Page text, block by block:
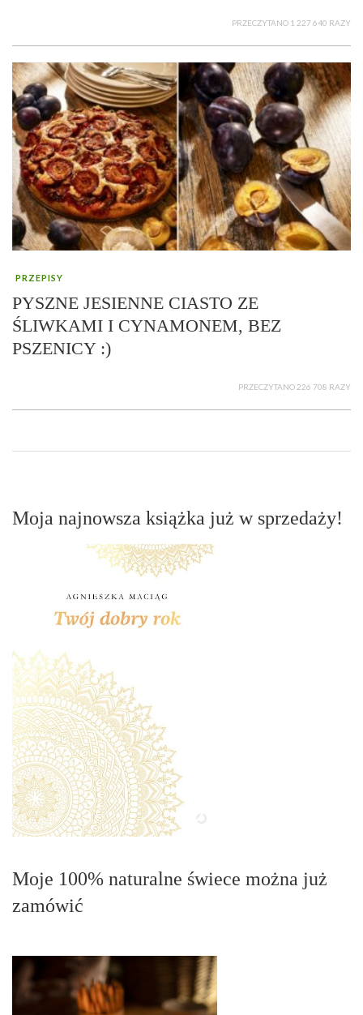
PRZECZYTANO 1 227 640 RAZY
PRZEPISY
PYSZNE JESIENNE CIASTO ZE
ŚLIWKAMI I CYNAMONEM, BEZ
PSZENICY :)
PRZECZYTANO 226 708 RAZY
Moja najnowsza książka już w sprzedaży!
Moje 100% naturalne świece można już
zamówić